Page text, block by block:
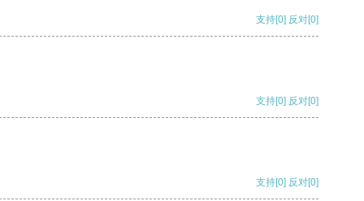
支持[0] 反对[0]
支持[0] 反对[0]
支持[0] 反对[0]